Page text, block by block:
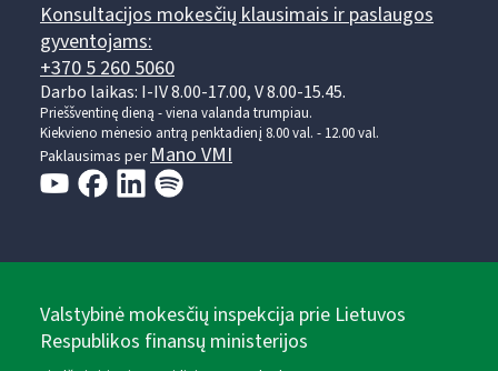
Konsultacijos mokesčių klausimais ir paslaugos
gyventojams:
+370 5 260 5060
Darbo laikas: I-IV 8.00-17.00, V 8.00-15.45.
Prieššventinę dieną - viena valanda trumpiau.
Kiekvieno mėnesio antrą penktadienį 8.00 val. - 12.00 val.
Paklausimas perMano VMI
Valstybinė mokesčių inspekcija prie Lietuvos
Respublikos finansų ministerijos